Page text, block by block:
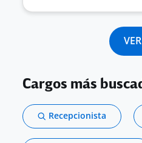
Cargos más
Recepcionista